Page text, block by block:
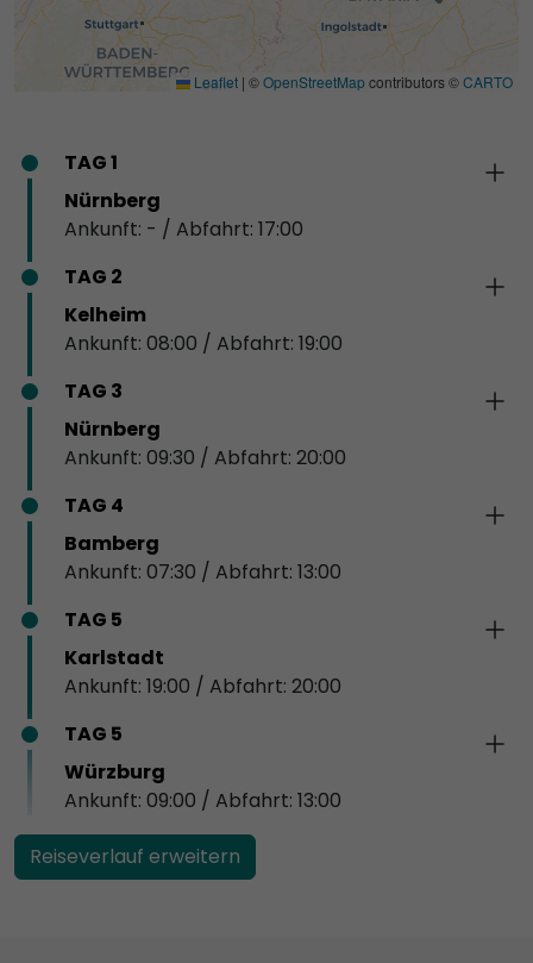
Leaflet | ©OpenStreetMap contributors ©CARTO
TAG 1
Nürnberg
Ankunft: - / Abfahrt: 17:00
TAG 2
Kelheim
Ankunft: 08:00 / Abfahrt: 19:00
TAG 3
Nürnberg
Ankunft: 09:30 / Abfahrt: 20:00
TAG 4
Bamberg
Ankunft: 07:30 / Abfahrt: 13:00
TAG 5
Karlstadt
Ankunft: 19:00 / Abfahrt: 20:00
TAG 5
Würzburg
Ankunft: 09:00 / Abfahrt: 13:00
Reiseverlauf erweitern